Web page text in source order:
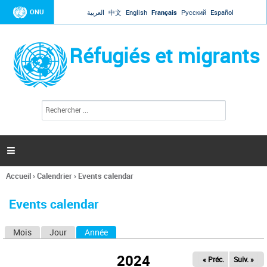
Jump to navigation
ONU العربية 中文 English Français Русский Español
Réfugiés et migrants
l
c
h
e

Vous
ici
Accueil›Calendrier› Events calendar
Events calendar
Mois Jour Année
2024 « Préc. Suiv. »